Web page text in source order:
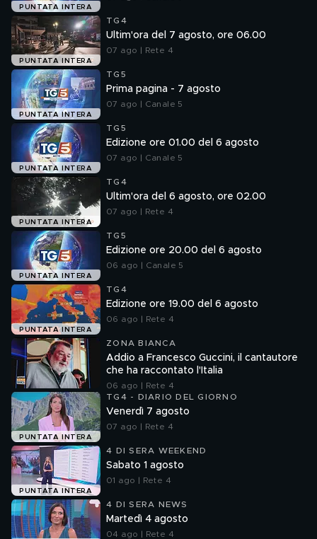
PUNTATA INTERA
PUNTATA INTERA
TG4
Ultim'ora del 7 agosto, ore 06.00
07 ago | Rete 4
PUNTATA INTERA
TG5
Prima pagina - 7 agosto
07 ago | Canale 5
PUNTATA INTERA
TG5
Edizione ore 01.00 del 6 agosto
07 ago | Canale 5
PUNTATA INTERA
TG4
Ultim'ora del 6 agosto, ore 02.00
07 ago | Rete 4
PUNTATA INTERA
TG5
Edizione ore 20.00 del 6 agosto
06 ago | Canale 5
PUNTATA INTERA
TG4
Edizione ore 19.00 del 6 agosto
06 ago | Rete 4
ZONA BIANCA
Addio a Francesco Guccini, il cantautore
che ha raccontato l'Italia
06 ago | Rete 4
PUNTATA INTERA
TG4 - DIARIO DEL GIORNO
Venerdì 7 agosto
07 ago | Rete 4
PUNTATA INTERA
4 DI SERA WEEKEND
Sabato 1 agosto
01 ago | Rete 4
4 DI SERA NEWS
Martedì 4 agosto
04 ago | Rete 4